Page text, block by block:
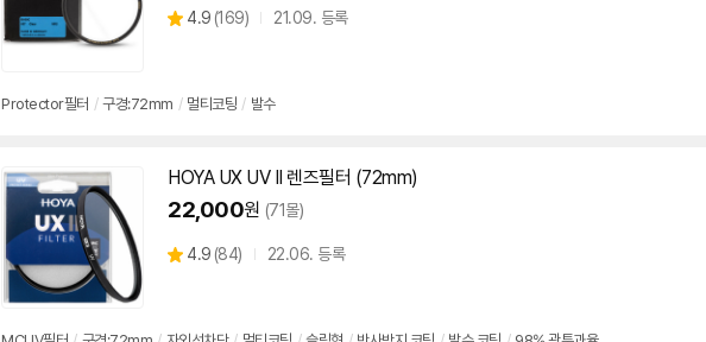
별
4.9 (상
뷰
169) 21.09. 등록
Protector필터 / 구경:72mm / 멀티코팅 / 발수
HOYA UX UV II 렌즈필터 (72mm)
22,000원 (71몰)
별
4.9 (상
뷰
84) 22.06. 등록